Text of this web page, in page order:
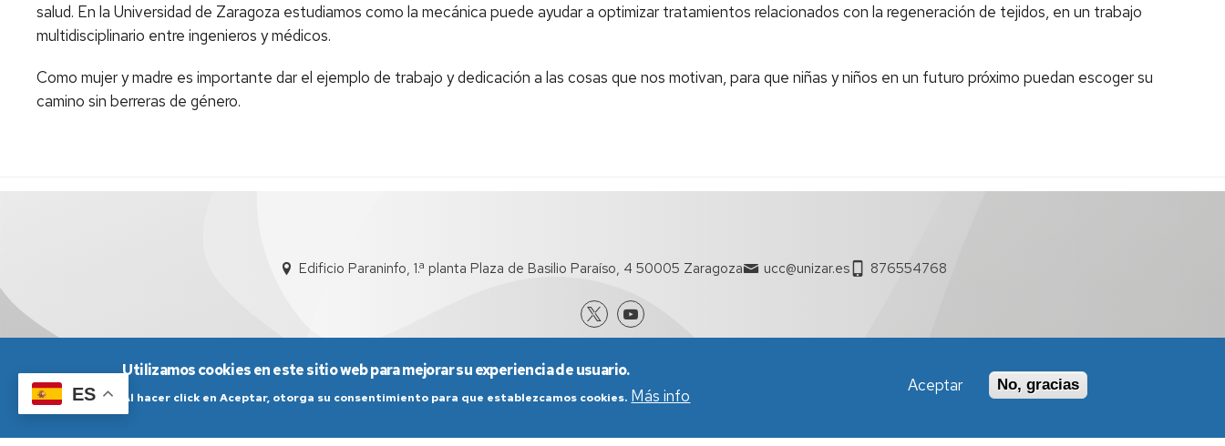
ES
salud. En la Universidad de Zaragoza estudiamos como la mecánica puede ayudar a optimizar tratamientos relacionados con la regeneración de tejidos, en un trabajo
multidisciplinario entre ingenieros y médicos.
Como mujer y madre es importante dar el ejemplo de trabajo y dedicación a las cosas que nos motivan, para que niñas y niños en un futuro próximo puedan escoger su
camino sin berreras de género.
Edificio Paraninfo, 1.ª planta Plaza de Basilio Paraíso, 4 50005 Zaragoza ucc@unizar.es 876554768
Utilizamos cookies en este sitio web para mejorar su experiencia de usuario.
Al hacer click en Aceptar, otorga su consentimiento para que establezcamos cookies. Más info
Aceptar No, gracias